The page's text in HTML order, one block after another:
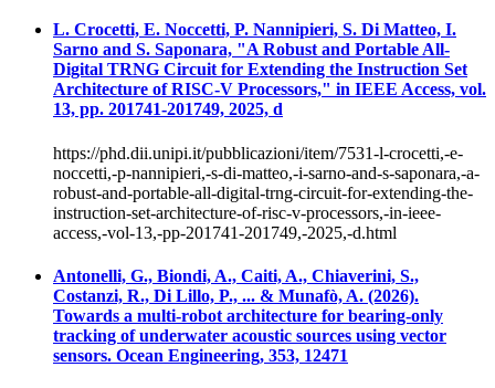
L. Crocetti, E. Noccetti, P. Nannipieri, S. Di Matteo, I.
Sarno and S. Saponara, "A Robust and Portable All-
Digital TRNG Circuit for Extending the Instruction Set
Architecture of RISC-V Processors," in IEEE Access, vol.
13, pp. 201741-201749, 2025, d
https://phd.dii.unipi.it/pubblicazioni/item/7531-l-crocetti,-e-
noccetti,-p-nannipieri,-s-di-matteo,-i-sarno-and-s-saponara,-a-
robust-and-portable-all-digital-trng-circuit-for-extending-the-
instruction-set-architecture-of-risc-v-processors,-in-ieee-
access,-vol-13,-pp-201741-201749,-2025,-d.html
Antonelli, G., Biondi, A., Caiti, A., Chiaverini, S.,
Costanzi, R., Di Lillo, P., ... & Munafò, A. (2026).
Towards a multi-robot architecture for bearing-only
tracking of underwater acoustic sources using vector
sensors. Ocean Engineering, 353, 12471